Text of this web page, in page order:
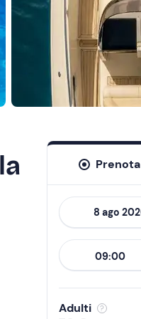
Prenota
forward
to
interact
with
09:00
Adulti